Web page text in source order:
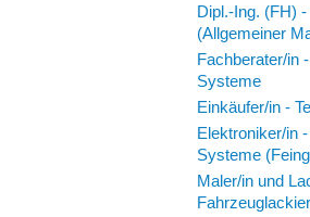
Dipl.-Ing. (FH)
(Allgemeiner
Fachberater/in
Systeme
Einkäufer/in -
Elektroniker/in
Systeme
Maler/in und